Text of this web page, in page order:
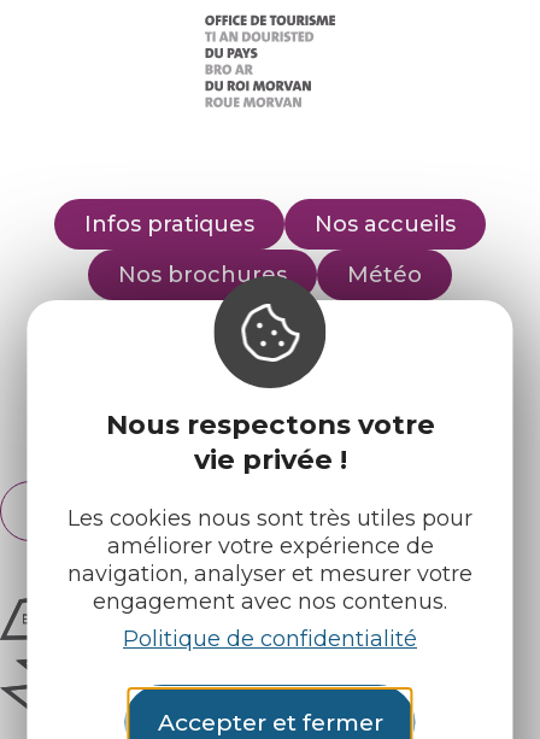
Nous respectons votre
vie privée !
Les cookies nous sont très utiles pour
améliorer votre expérience de
navigation, analyser et mesurer votre
engagement avec nos contenus.
Politique de confidentialité
Accepter et fermer
Infos pratiques
Nos accueils
Nos brochures
Météo
Retrouvez-nous sur :
Espace pro Partenaires
Français
English